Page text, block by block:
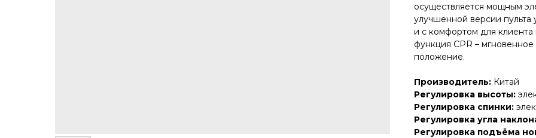
Я ознакомлен с Политикой конфиденциальности
осуществляется мощным
улучшенной версии пульта
и с комфортом для
функция CPR –
положение.
Производитель: Китай
Регулировка высоты:
Регулировка спинки:
Регулировка угла
Регулировка подъёма